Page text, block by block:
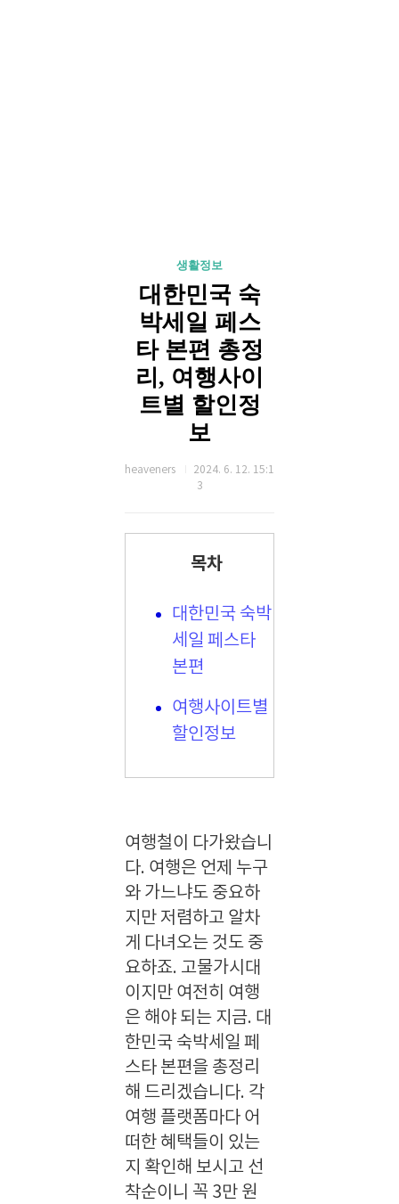
생활정보
대한민국 숙
박세일 페스
타 본편 총정
리, 여행사이
트별 할인정
보
heaveners
2024. 6. 12. 15:1
3
목차
대한민국 숙박
세일 페스타
본편
여행사이트별
할인정보
여행철이 다가왔습니
다. 여행은 언제 누구
와 가느냐도 중요하
지만 저렴하고 알차
게 다녀오는 것도 중
요하죠. 고물가시대
이지만 여전히 여행
은 해야 되는 지금. 대
한민국 숙박세일 페
스타 본편을 총정리
해 드리겠습니다. 각
여행 플랫폼마다 어
떠한 혜택들이 있는
지 확인해 보시고 선
착순이니 꼭 3만 원